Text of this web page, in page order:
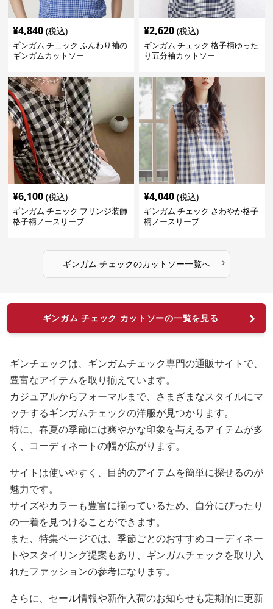
¥4,840 (税込)
ギンガム チェック ふんわり袖の
ギンガムカットソー
¥2,620 (税込)
ギンガム チェック 格子柄ゆった
り五分袖カットソー
¥6,100 (税込)
ギンガム チェック フリンジ装飾
格子柄ノースリーブ
¥4,040 (税込)
ギンガム チェック さわやか格子
柄ノースリーブ
ギンガム チェックのカットソー一覧へ ›
ギンガム チェック カットソーの一覧を見る
ギンチェックは、ギンガムチェック専門の通販サイトで、
豊富なアイテムを取り揃えています。
カジュアルからフォーマルまで、さまざまなスタイルにマ
ッチするギンガムチェックの洋服が見つかります。
特に、春夏の季節には爽やかな印象を与えるアイテムが多
く、コーディネートの幅が広がります。
サイトは使いやすく、目的のアイテムを簡単に探せるのが
魅力です。
サイズやカラーも豊富に揃っているため、自分にぴったり
の一着を見つけることができます。
また、特集ページでは、季節ごとのおすすめコーディネー
トやスタイリング提案もあり、ギンガムチェックを取り入
れたファッションの参考になります。
さらに、セール情報や新作入荷のお知らせも定期的に更新